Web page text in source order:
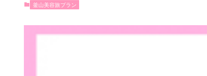
釜山美容旅プラン